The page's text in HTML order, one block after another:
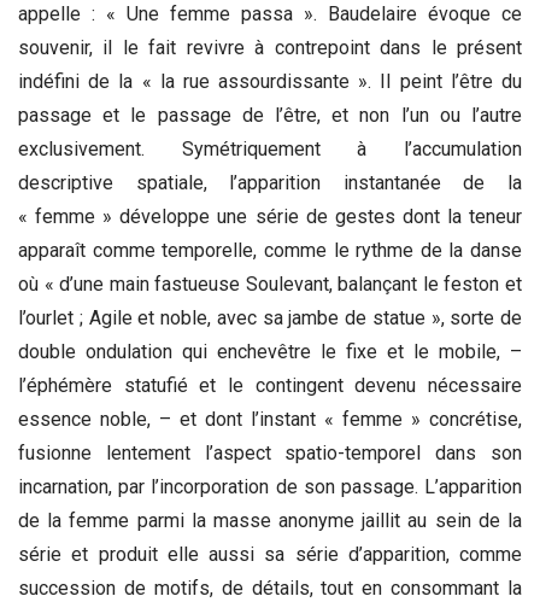
appelle : « Une femme passa ». Baudelaire évoque ce
souvenir, il le fait revivre à contrepoint dans le présent
indéfini de la « la rue assourdissante ». Il peint l’être du
passage et le passage de l’être, et non l’un ou l’autre
exclusivement. Symétriquement à l’accumulation
descriptive spatiale, l’apparition instantanée de la
« femme » développe une série de gestes dont la teneur
apparaît comme temporelle, comme le rythme de la danse
où « d’une main fastueuse Soulevant, balançant le feston et
l’ourlet ; Agile et noble, avec sa jambe de statue », sorte de
double ondulation qui enchevêtre le fixe et le mobile, –
l’éphémère statufié et le contingent devenu nécessaire
essence noble, – et dont l’instant « femme » concrétise,
fusionne lentement l’aspect spatio-temporel dans son
incarnation, par l’incorporation de son passage. L’apparition
de la femme parmi la masse anonyme jaillit au sein de la
série et produit elle aussi sa série d’apparition, comme
succession de motifs, de détails, tout en consommant la